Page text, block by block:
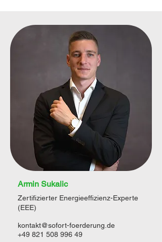
Armin Sukalic
Zertifizierter Energieeffizienz-Experte
(EEE)
kontakt@sofort-foerderung.de
+49 821 508 996 49